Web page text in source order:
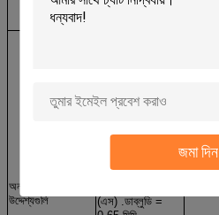
জমা দিন
1.25 (এস, তেল),
অনন্ত পরিকল্পনার
উদ্দেশ্যগুলি
মিমি
10X / 0.25.WD =
2.41 মিমি
(এস) .ডাব্লুডি =